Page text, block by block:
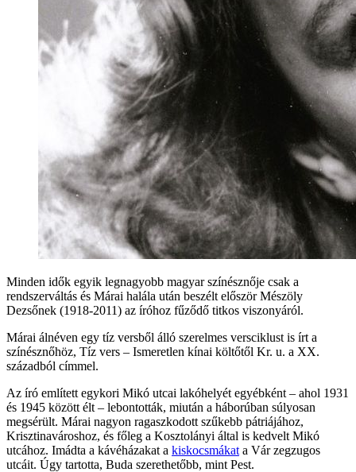
Minden idők egyik legnagyobb magyar színésznője csak a
rendszerváltás és Márai halála után beszélt először Mészöly
Dezsőnek (1918-2011) az íróhoz fűződő titkos viszonyáról.
Márai álnéven egy tíz versből álló szerelmes versciklust is írt a
színésznőhöz, Tíz vers – Ismeretlen kínai költőtől Kr. u. a XX.
századból címmel.
Az író említett egykori Mikó utcai lakóhelyét egyébként – ahol 1931
és 1945 között élt – lebontották, miután a háborúban súlyosan
megsérült. Márai nagyon ragaszkodott szűkebb pátriájához,
Krisztinavároshoz, és főleg a Kosztolányi által is kedvelt Mikó
utcához. Imádta a kávéházakat a kiskocsmákat a Vár zegzugos
utcáit. Úgy tartotta, Buda szerethetőbb, mint Pest.